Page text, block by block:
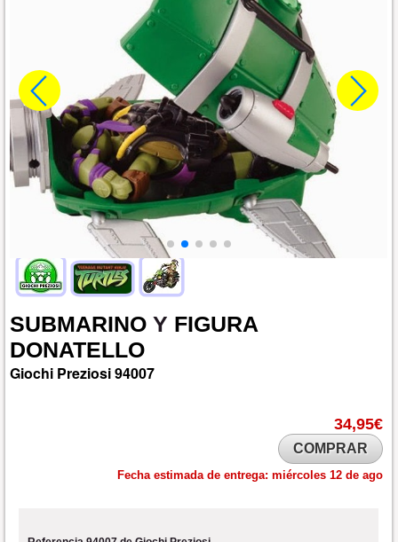
SUBMARINO Y FIGURA
DONATELLO
Giochi Preziosi94007
34,95€
COMPRAR
Fecha estimada de entrega: miércoles 12 de ago